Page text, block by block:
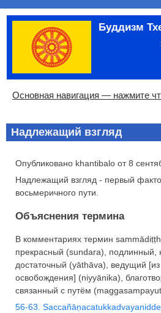
Перейти
основному
содержанию
Буддизм
Меню
учётной
записи
пользователя
Основная
Основная навигация — нажмите
Главная
Община
Палийский канон
Язык пали
Материалы по темам
Современная литература
Блоги
Ссылки
Поиск
Надлежащий взгляд
Опубликовано khantibalo от8
Надлежащий взгляд - первый
восьмеричного пути.
Объяснения термина
В комментариях термин
прекрасный (sundara),
достаточный (yāthāva), ведущий
освобождения] (niyyānika),
связанный с путём
56-63.